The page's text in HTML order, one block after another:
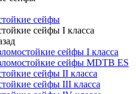
сейфы
сейфы I класса
сейфы I класса
сейфы MDTB ES
сейфы II класса
сейфы III класса